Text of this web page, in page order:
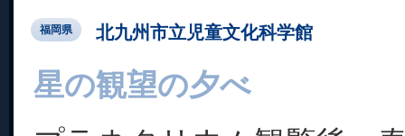
福岡県 北九州市立児童文化科学館
星の観望の夕べ